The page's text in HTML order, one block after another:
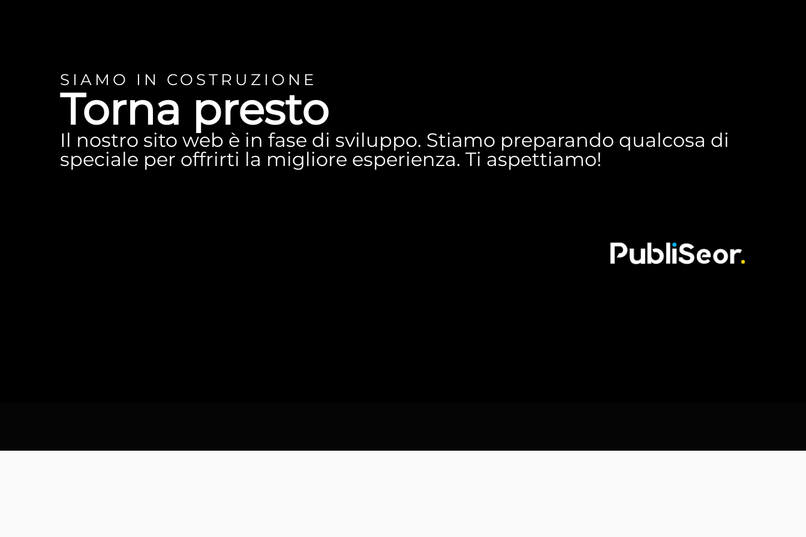
SIAMO IN COSTRUZIONE
Torna presto
Il nostro sito web è in fase di sviluppo. Stiamo preparando qualcosa di
speciale per offrirti la migliore esperienza. Ti aspettiamo!